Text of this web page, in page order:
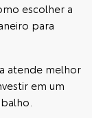
escolher a
para
atende melhor
em um